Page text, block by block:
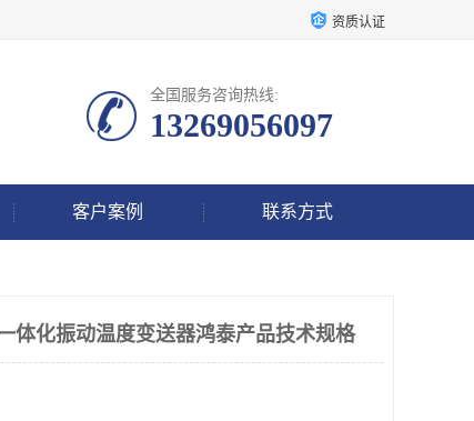
资质认证
全国服务咨询热线:
13269056097
客户案例 联系方式
体化振动温度变送器鸿泰产品技术规格